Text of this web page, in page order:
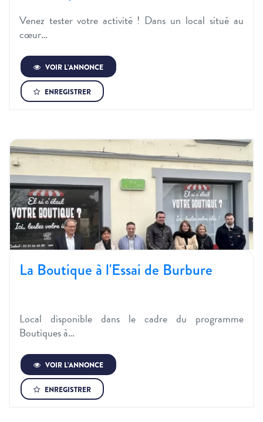
Venez tester votre activité ! Dans un local situé au
cœur…
VOIR L’ANNONCE
ENREGISTRER
La Boutique à l'Essai de Burbure
Local disponible dans le cadre du programme
Boutiques à…
VOIR L’ANNONCE
ENREGISTRER